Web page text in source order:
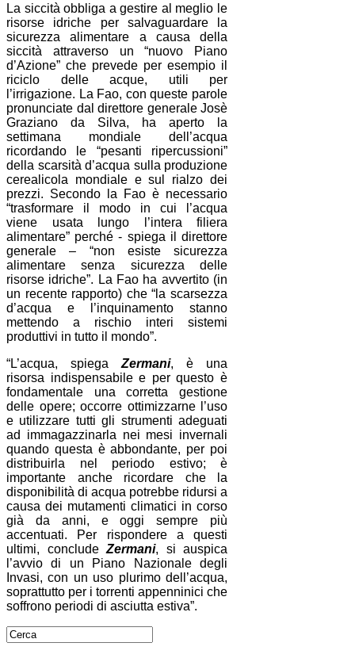
La siccità obbliga a gestire al meglio le
risorse idriche per salvaguardare la
sicurezza alimentare a causa della
siccità attraverso un “nuovo Piano
d’Azione” che prevede per esempio il
riciclo delle acque, utili per
l’irrigazione. La Fao, con queste parole
pronunciate dal direttore generale Josè
Graziano da Silva, ha aperto la
settimana mondiale dell’acqua
ricordando le “pesanti ripercussioni”
della scarsità d’acqua sulla produzione
cerealicola mondiale e sul rialzo dei
prezzi. Secondo la Fao è necessario
“trasformare il modo in cui l’acqua
viene usata lungo l’intera filiera
alimentare” perché - spiega il direttore
generale – “non esiste sicurezza
alimentare senza sicurezza delle
risorse idriche”. La Fao ha avvertito (in
un recente rapporto) che “la scarsezza
d’acqua e l’inquinamento stanno
mettendo a rischio interi sistemi
produttivi in tutto il mondo”.
“L’acqua, spiegaZermani, è una
risorsa indispensabile e per questo è
fondamentale una corretta gestione
delle opere; occorre ottimizzarne l’uso
e utilizzare tutti gli strumenti adeguati
ad immagazzinarla nei mesi invernali
quando questa è abbondante, per poi
distribuirla nel periodo estivo; è
importante anche ricordare che la
disponibilità di acqua potrebbe ridursi a
causa dei mutamenti climatici in corso
già da anni, e oggi sempre più
accentuati. Per rispondere a questi
ultimi, concludeZermani, si auspica
l’avvio di un Piano Nazionale degli
Invasi, con un uso plurimo dell’acqua,
soprattutto per i torrenti appenninici che
soffrono periodi di asciutta estiva”.